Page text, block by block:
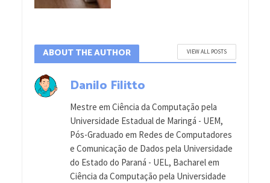
ABOUT THE AUTHOR VIEW ALL POSTS
Danilo Filitto
Mestre em Ciência da Computação pela
Universidade Estadual de Maringá - UEM,
Pós-Graduado em Redes de Computadores
e Comunicação de Dados pela Universidade
do Estado do Paraná - UEL, Bacharel em
Ciência da Computação pela Universidade